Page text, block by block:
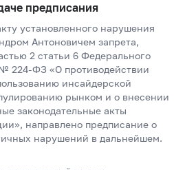
предписания
установленного нарушения
Антоновичем запрета,
2 статьи 6 Федерального
№ 224-ФЗ «О противодействии
инсайдерской
рынком и о внесении
законодательные акты
направлено предписание о
нарушений в дальнейшем.